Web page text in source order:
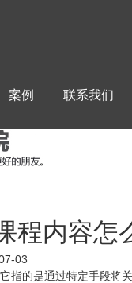
案例 联系我们
程内容怎
03
指的是通过特定手段